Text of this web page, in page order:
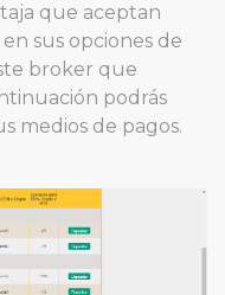
que aceptan
sus opciones de
broker que
podrás
medios de pagos.